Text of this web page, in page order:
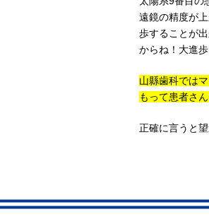
遠鏡の精度が
歩することが
からね！大進歩
山縣歯科では
もって患者さ
正確に言うと